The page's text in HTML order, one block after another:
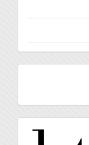
artículo
latindex